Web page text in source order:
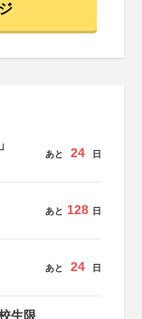
あと 24 日
あと 128 日
あと 24 日
生限